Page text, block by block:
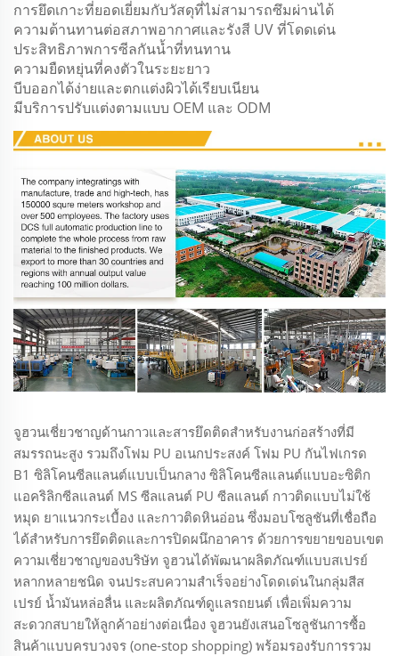
การยึดเกาะที่ยอดเยี่ยมกับวัสดุที่ไม่สามารถซึมผ่านได้
ความต้านทานต่อสภาพอากาศและรังสี UV ที่โดดเด่น
ประสิทธิภาพการซีลกันน้ำที่ทนทาน
ความยืดหยุ่นที่คงตัวในระยะยาว
บีบออกได้ง่ายและตกแต่งผิวได้เรียบเนียน
มีบริการปรับแต่งตามแบบ OEM และ ODM
จูฮวนเชี่ยวชาญด้านกาวและสารยึดติดสำหรับงานก่อสร้างที่มี
สมรรถนะสูง รวมถึงโฟม PU อเนกประสงค์ โฟม PU กันไฟเกรด
B1 ซิลิโคนซีลแลนต์แบบเป็นกลาง ซิลิโคนซีลแลนต์แบบอะซิติก
แอคริลิกซีลแลนต์ MS ซีลแลนต์ PU ซีลแลนต์ กาวติดแบบไม่ใช้
หมุด ยาแนวกระเบื้อง และกาวติดหินอ่อน ซึ่งมอบโซลูชันที่เชื่อถือ
ได้สำหรับการยึดติดและการปิดผนึกอาคาร ด้วยการขยายขอบเขต
ความเชี่ยวชาญของบริษัท จูฮวนได้พัฒนาผลิตภัณฑ์แบบสเปรย์
หลากหลายชนิด จนประสบความสำเร็จอย่างโดดเด่นในกลุ่มสีส
เปรย์ น้ำมันหล่อลื่น และผลิตภัณฑ์ดูแลรถยนต์ เพื่อเพิ่มความ
สะดวกสบายให้ลูกค้าอย่างต่อเนื่อง จูฮวนยังเสนอโซลูชันการซื้อ
สินค้าแบบครบวงจร (one-stop shopping) พร้อมรองรับการรวม